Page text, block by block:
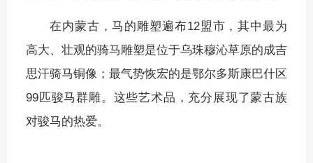
在内蒙古，马的雕塑遍布12盟市，其中最为
高大、壮观的骑马雕塑是位于乌珠穆沁草原的成吉
思汗骑马铜像；最气势恢宏的是鄂尔多斯康巴什区
99匹骏马群雕。这些艺术品，充分展现了蒙古族
对骏马的热爱。